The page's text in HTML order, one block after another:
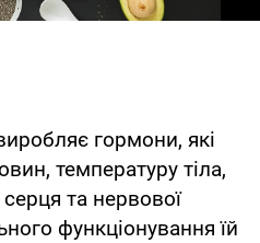
гормони, які
температуру тіла,
серця та нервової
функціонування їй